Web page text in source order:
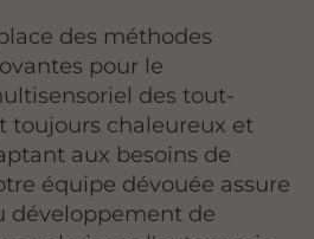
des méthodes
pour le
des tout-
toujours chaleureux et
aux besoins de
équipe dévouée assure
développement de